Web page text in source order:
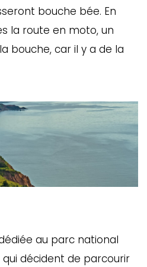
bouche bée. En
la route en moto, un
bouche, car il y a de la
au parc national
décident de parcourir